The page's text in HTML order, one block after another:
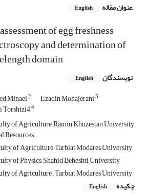
عنوان مقاله English
of egg freshness
and determination of
domain
نویسندگان English
Minaei2 Ezadin Mohajerani3
Torshizi44
of Agriculture, Ramin Khuzestan University
Resources
of Agriculture, Tarbiat Modares University
of Physics, Shahid Beheshti University
of Agriculture, , Tarbiat Modares University
چکیده
English